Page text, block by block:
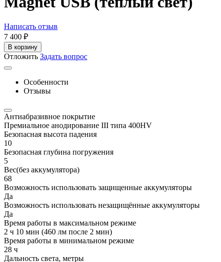
Написать отзыв
7 400 ₽
В корзину
Отложить Задать вопрос
Особенности
Отзывы
Антиабразивное покрытие
Премиальное анодирование III типа 400HV
Безопасная высота падения
10
Безопасная глубина погружения
5
Вес(без аккумулятора)
68
Возможность использовать защищенные аккумуляторы
Да
Возможность использовать незащищённые аккумуляторы
Да
Время работы в максимальном режиме
2 ч 10 мин (460 лм после 2 мин)
Время работы в минимальном режиме
28 ч
Дальность света, метры